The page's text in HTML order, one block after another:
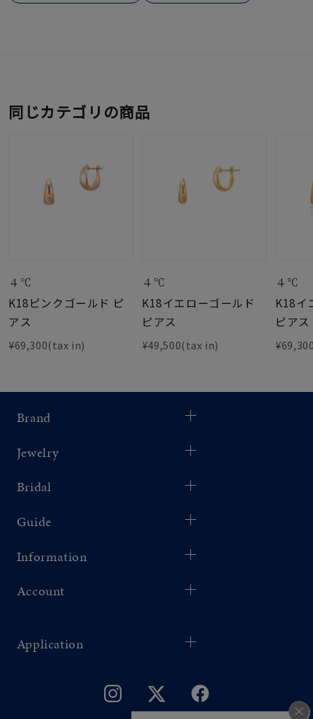
同じカテゴリの商品
４℃
K18ピンクゴールド ピ
アス
¥69,300(tax in)
４℃
K18イエローゴールド
ピアス
¥49,500(tax in)
４℃
K18イ
ピアス
Brand
Jewelry
Bridal
Guide
Information
Account
Application